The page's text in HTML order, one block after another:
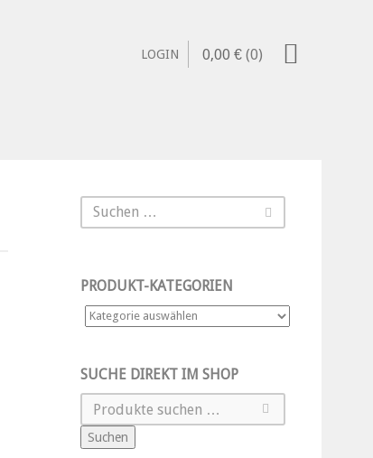
0,00 € (0)
LOGIN
PRODUKT-KATEGORIEN
SUCHE DIREKT IM SHOP
Suchen